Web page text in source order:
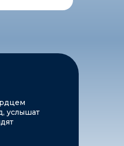
услышат